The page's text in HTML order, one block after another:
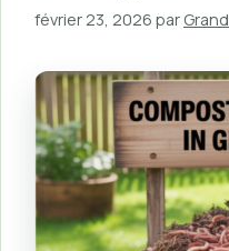
février 23, 2026 par Grand